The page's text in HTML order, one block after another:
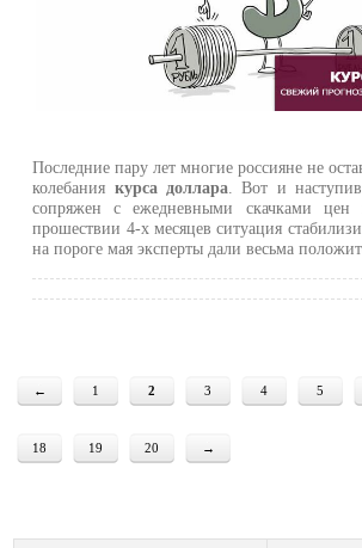
Последние пару лет многие россияне не
колебания курса доллара . Вот и
сопряжен с ежедневными скачками
прошествии 4-х месяцев ситуация
на пороге мая эксперты дали весьма
← 1 2 3 4 5
18 19 20 →